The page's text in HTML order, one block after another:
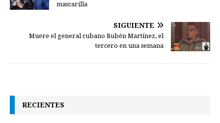
mascarilla
SIGUIENTE
Muere el general cubano Rubén Martínez, el
tercero en una semana
RECIENTES